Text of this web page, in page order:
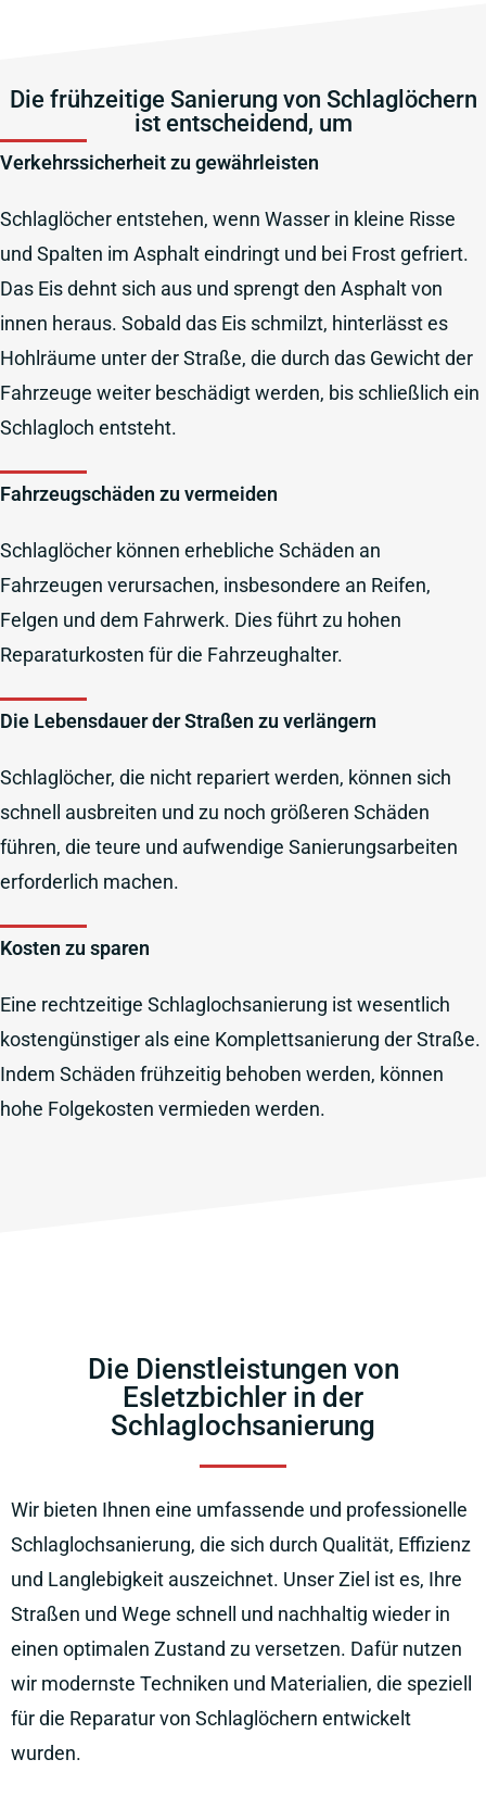
Die frühzeitige Sanierung von Schlaglöchern
ist entscheidend, um
Verkehrssicherheit zu gewährleisten
Schlaglöcher entstehen, wenn Wasser in kleine Risse
und Spalten im Asphalt eindringt und bei Frost gefriert.
Das Eis dehnt sich aus und sprengt den Asphalt von
innen heraus. Sobald das Eis schmilzt, hinterlässt es
Hohlräume unter der Straße, die durch das Gewicht der
Fahrzeuge weiter beschädigt werden, bis schließlich ein
Schlagloch entsteht.
Fahrzeugschäden zu vermeiden
Schlaglöcher können erhebliche Schäden an
Fahrzeugen verursachen, insbesondere an Reifen,
Felgen und dem Fahrwerk. Dies führt zu hohen
Reparaturkosten für die Fahrzeughalter.
Die Lebensdauer der Straßen zu verlängern
Schlaglöcher, die nicht repariert werden, können sich
schnell ausbreiten und zu noch größeren Schäden
führen, die teure und aufwendige Sanierungsarbeiten
erforderlich machen.
Kosten zu sparen
Eine rechtzeitige Schlaglochsanierung ist wesentlich
kostengünstiger als eine Komplettsanierung der Straße.
Indem Schäden frühzeitig behoben werden, können
hohe Folgekosten vermieden werden.
Die Dienstleistungen von
Esletzbichler in der
Schlaglochsanierung
Wir bieten Ihnen eine umfassende und professionelle
Schlaglochsanierung, die sich durch Qualität, Effizienz
und Langlebigkeit auszeichnet. Unser Ziel ist es, Ihre
Straßen und Wege schnell und nachhaltig wieder in
einen optimalen Zustand zu versetzen. Dafür nutzen
wir modernste Techniken und Materialien, die speziell
für die Reparatur von Schlaglöchern entwickelt
wurden.